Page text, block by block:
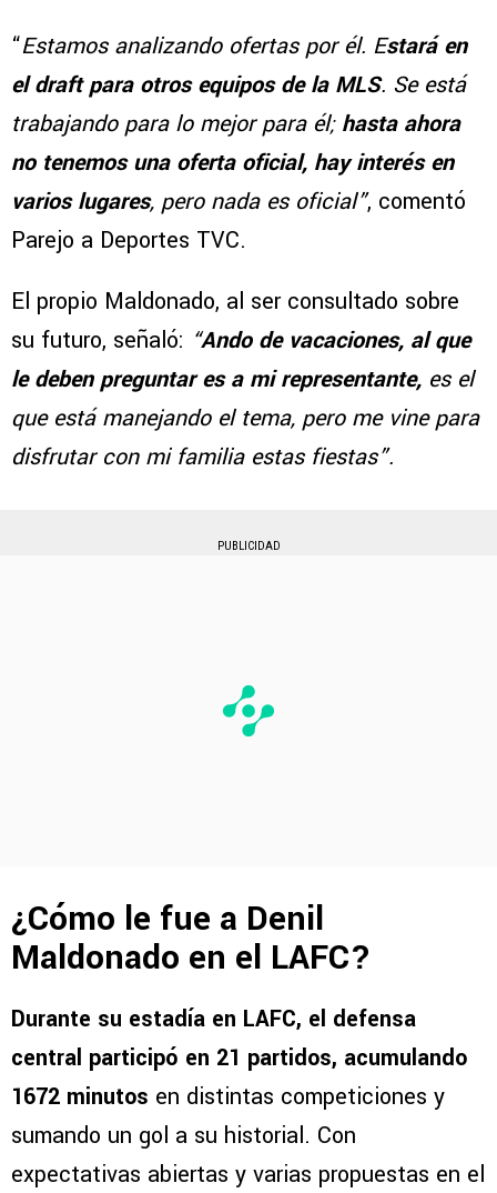
“Estamos analizando ofertas por él. Estará en
el draft para otros equipos de la MLS. Se está
trabajando para lo mejor para él; hasta ahora
no tenemos una oferta oficial, hay interés en
varios lugares, pero nada es oficial”, comentó
Parejo a Deportes TVC.
El propio Maldonado, al ser consultado sobre
su futuro, señaló: “Ando de vacaciones, al que
le deben preguntar es a mi representante, es el
que está manejando el tema, pero me vine para
disfrutar con mi familia estas fiestas”.
PUBLICIDAD
¿Cómo le fue a Denil
Maldonado en el LAFC?
Durante su estadía en LAFC, el defensa
central participó en 21 partidos, acumulando
1672 minutos en distintas competiciones y
sumando un gol a su historial. Con
expectativas abiertas y varias propuestas en el